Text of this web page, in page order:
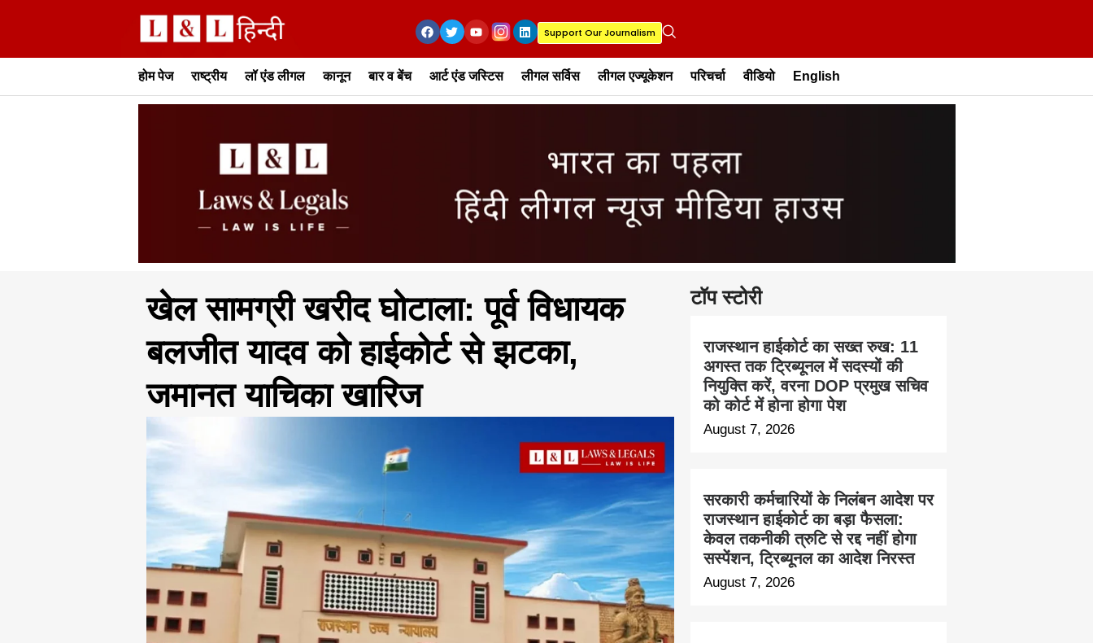
Support Our Journalism
होम पेज राष्ट्रीय लॉ एंड लीगल कानून बार व बेंच आर्ट एंड जस्टिस लीगल सर्विस लीगल एज्यूकेशन परिचर्चा वीडियो English
टॉप स्टोरी
राजस्थान हाईकोर्ट का सख्त रुख: 11
अगस्त तक ट्रिब्यूनल में सदस्यों की
नियुक्ति करें, वरना DOP प्रमुख सचिव
को कोर्ट में होना होगा पेश
August 7, 2026
सरकारी कर्मचारियों के निलंबन आदेश पर
राजस्थान हाईकोर्ट का बड़ा फैसला:
केवल तकनीकी त्रुटि से रद्द नहीं होगा
सस्पेंशन, ट्रिब्यूनल का आदेश निरस्त
August 7, 2026
खेल सामग्री खरीद घोटाला: पूर्व विधायक
बलजीत यादव को हाईकोर्ट से झटका,
जमानत याचिका खारिज